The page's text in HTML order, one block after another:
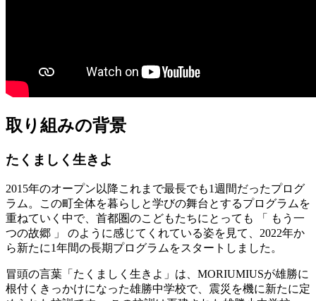
取り組みの背景
たくましく生きよ
2015年のオープン以降これまで最長でも1週間だったプログ
ラム。この町全体を暮らしと学びの舞台とするプログラムを
重ねていく中で、首都圏のこどもたちにとっても 「 もう一
つの故郷 」 のように感じてくれている姿を見て、2022年か
ら新たに1年間の長期プログラムをスタートしました。
冒頭の言葉「たくましく生きよ」は、MORIUMIUSが雄勝に
根付くきっかけになった雄勝中学校で、震災を機に新たに定